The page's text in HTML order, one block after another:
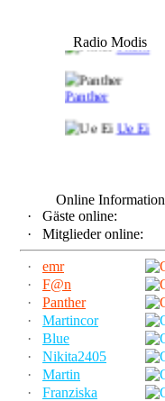
Radio Modis
Frank
Panther
Ue Ei
Online Information
·
Gäste online:
·
Mitglieder online:
·
emr
·
F@n
·
Panther
·
Martincor
·
Blue
·
Nikita2405
·
Martin
·
Franziska